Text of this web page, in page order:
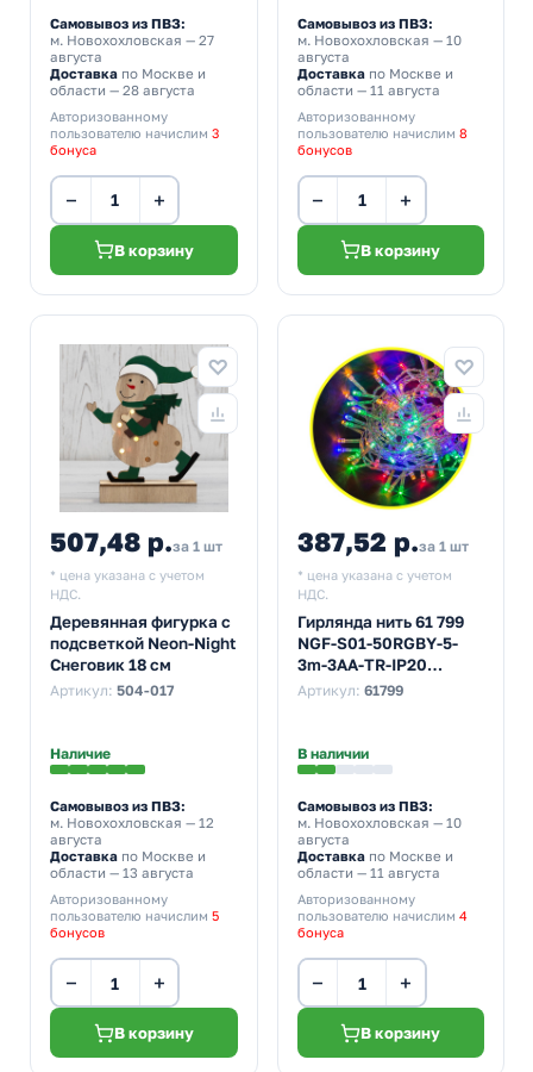
Самовывоз из ПВЗ:
м. Новохохловская — 27
августа
Доставка по Москве и
области — 28 августа
Авторизованному
пользователю начислим 3
бонуса
− +
В корзину
Самовывоз из ПВЗ:
м. Новохохловская — 10
августа
Доставкапо Москве и
области — 11 августа
Авторизованному
пользователю начислим 8
бонусов
− +
В корзину
507,48 р.за 1 шт
* цена указана с учетом
НДС.
Деревянная фигурка с
подсветкой Neon-Night
Снеговик 18 см
Артикул: 504-017
Наличие
Самовывоз из ПВЗ:
м. Новохохловская — 12
августа
Доставка по Москве и
области — 13 августа
Авторизованному
пользователю начислим 5
бонусов
− +
В корзину
387,52 р.за 1 шт
* цена указана с учетом
НДС.
Гирлянда нить 61 799
NGF-S01-50RGBY-5-
3m-3AA-TR-IP20
постоянное свечение,
Артикул: 61799
В наличии
Самовывоз из ПВЗ:
м. Новохохловская — 10
августа
Доставкапо Москве и
области — 11 августа
Авторизованному
пользователю начислим 4
бонуса
− +
В корзину